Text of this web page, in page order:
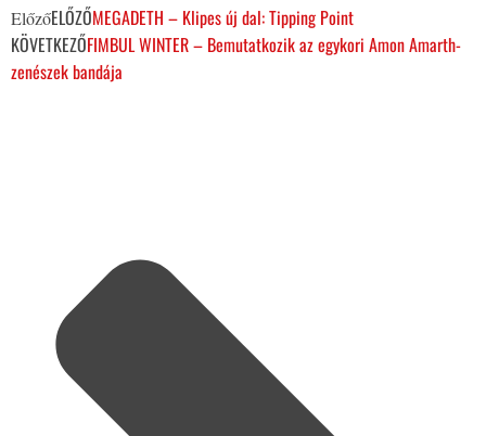
ElőzőELŐZŐMEGADETH – Klipes új dal: Tipping Point
KÖVETKEZŐFIMBUL WINTER – Bemutatkozik az egykori Amon Amarth-
zenészek bandája